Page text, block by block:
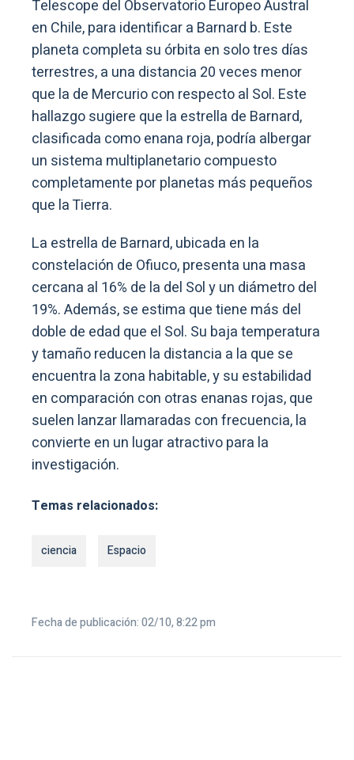
Telescope del Observatorio Europeo Austral
en Chile, para identificar a Barnard b. Este
planeta completa su órbita en solo tres días
terrestres, a una distancia 20 veces menor
que la de Mercurio con respecto al Sol. Este
hallazgo sugiere que la estrella de Barnard,
clasificada como enana roja, podría albergar
un sistema multiplanetario compuesto
completamente por planetas más pequeños
que la Tierra.
La estrella de Barnard, ubicada en la
constelación de Ofiuco, presenta una masa
cercana al 16% de la del Sol y un diámetro del
19%. Además, se estima que tiene más del
doble de edad que el Sol. Su baja temperatura
y tamaño reducen la distancia a la que se
encuentra la zona habitable, y su estabilidad
en comparación con otras enanas rojas, que
suelen lanzar llamaradas con frecuencia, la
convierte en un lugar atractivo para la
investigación.
Temas relacionados:
ciencia Espacio
Fecha de publicación: 02/10, 8:22 pm